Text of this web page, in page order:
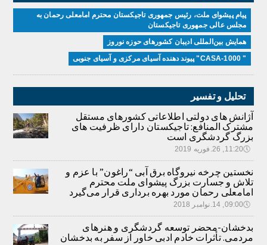
پیام پیشوای ملت، رئیس جمهوری تاجیکستان محترم امامعلی رحمان به
مجلس عالی جمهوری تاجیکستان
همایش بین‌المللی ادیبان کشور‌های حوزه نوروز
" CASA-1000" پیوند دهنده آسیای مرکزی و آسیای جنوبی
تحلیل و تفسیر
آژانش های دولتی اطلاعاتی کشورهای مستقل
مشترک المنافع: تاجیکستان دارای ظرفیت های
بزرگ گردشگری است
🕔11:20, 26.فوریه 2019
نخستین چرخه نیروگاه برق آبی “راغون” با عزم و
تلاش و جسارت بزرگ پیشوای ملت محترم
امامعلی رحمان مورد بهره برداری قرار می‌گیرد
🕔09:00, 14.نوامبر 2018
بدخشان-محضر توسعه گردشگری و هنرهای
مردمی. تأثرات خادم ادبی خاور از سفر به بدخشان